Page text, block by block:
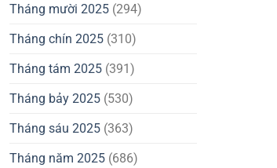
Tháng mười 2025 (294)
Tháng chín 2025 (310)
Tháng tám 2025 (391)
Tháng bảy 2025 (530)
Tháng sáu 2025 (363)
Tháng năm 2025 (686)